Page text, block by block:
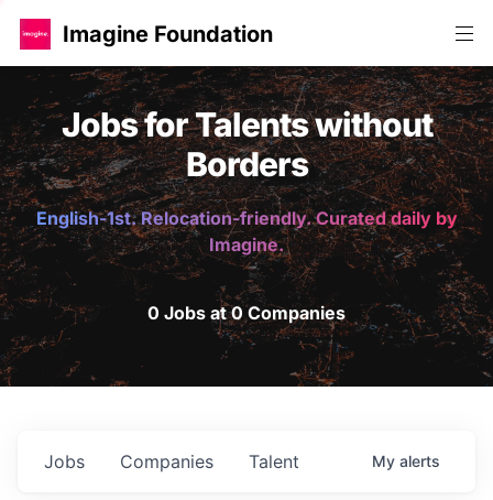
Imagine Foundation
Jobs for Talents without
Borders
English-1st. Relocation-friendly. Curated daily by
Imagine.
0 Jobs at 0 Companies
Jobs Companies Talent My alerts